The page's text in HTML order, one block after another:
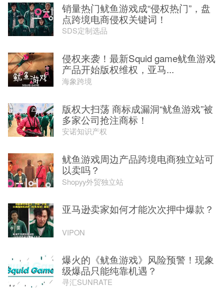
销量热门鱿鱼游戏成“侵权热门”，盘
点跨境电商侵权关键词！
SDS定制选品
侵权来袭！最新Squid game鱿鱼游戏
产品开始版权维权，亚马...
海象跨境
版权大扫荡 商标成漏洞“鱿鱼游戏”被
多家公司抢注商标！
安诺知识产权
鱿鱼游戏周边产品跨境电商独立站可
以卖吗？
Shopyy外贸独立站
亚马逊卖家如何才能次次押中爆款？
VIPON
爆火的《鱿鱼游戏》风险预警！现象
级爆品只能纯靠机遇？
寻汇SUNRATE